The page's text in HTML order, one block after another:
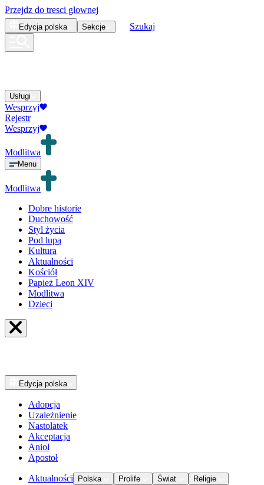
Przejdz do tresci glownej
Edycja polska Sekcje Szukaj
Usługi
Wesprzyj
Rejestr
Wesprzyj
Modlitwa
Menu
Modlitwa
Dobre historie
Duchowość
Styl życia
Pod lupą
Kultura
Aktualności
Kościół
Papież Leon XIV
Modlitwa
Dzieci
Edycja polska
Adopcja
Uzależnienie
Nastolatek
Akceptacja
Anioł
Apostoł
Aktualności Polska Prolife Świat
Religie